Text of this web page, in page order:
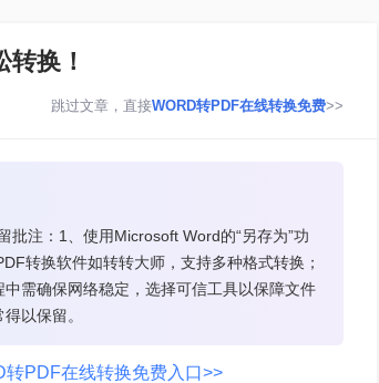
换！
跳过文章，直接WORD转PDF在线转换免费>>
注：1、使用Microsoft Word的“另存为”功
转换软件如转转大师，支持多种格式转换；
需确保网络稳定，选择可信工具以保障文件
以保留。
转PDF在线转换免费入口>>